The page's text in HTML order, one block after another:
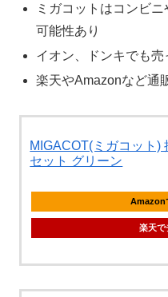
ミガコットはコンビ
可能性あり
イオン、ドンキでも売
楽天やAmazonなど通
MIGACOT(ミガコット)
セット グリーン
Amazon
楽天で